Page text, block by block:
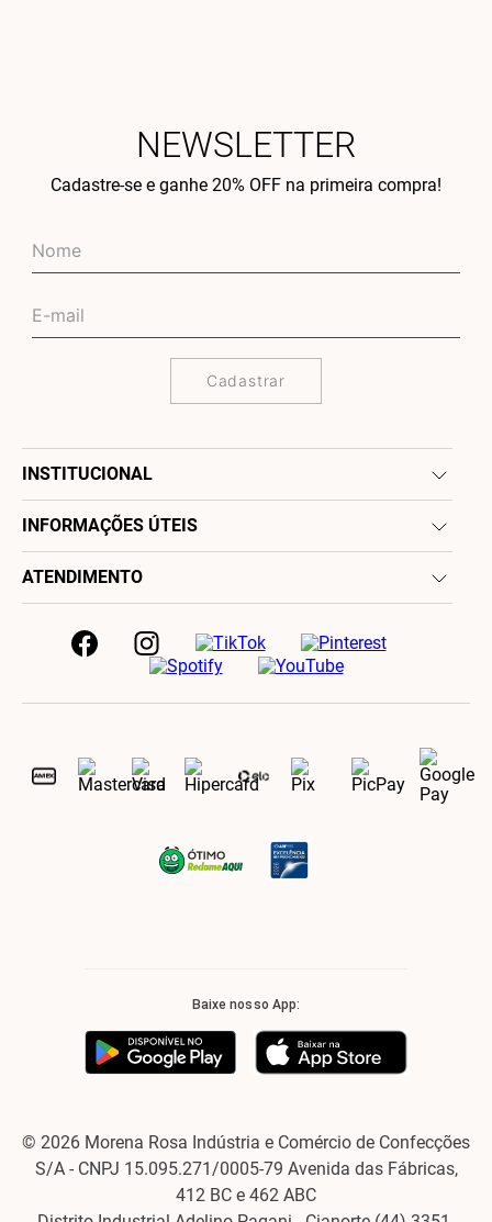
NEWSLETTER
Cadastre-se e ganhe 20% OFF na primeira compra!
Cadastrar
INSTITUCIONAL
INFORMAÇÕES ÚTEIS
ATENDIMENTO
Baixe nosso App:
© 2026 Morena Rosa Indústria e Comércio de Confecções
S/A - CNPJ 15.095.271/0005-79 Avenida das Fábricas,
412 BC e 462 ABC